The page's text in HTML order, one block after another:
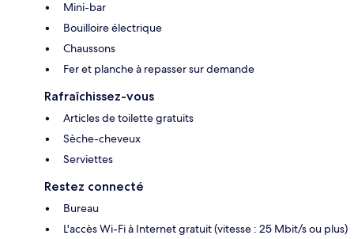
Mini-bar
Bouilloire électrique
Chaussons
Fer et planche à repasser sur demande
Rafraîchissez-vous
Articles de toilette gratuits
Sèche-cheveux
Serviettes
Restez connecté
Bureau
L'accès Wi-Fi à Internet gratuit (vitesse : 25 Mbit/s ou plus)